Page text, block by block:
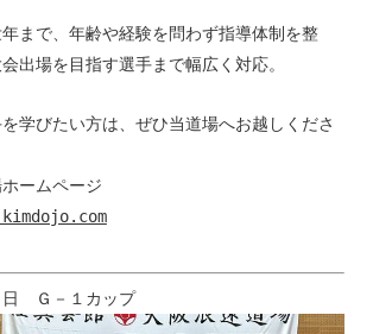
まで、年齢や経験を問わず指導体制を整
出場を目指す選手まで幅広く対応。
学びたい方は、ぜひ当道場へお越しくださ
ームページ
　Ｇ－１カップ